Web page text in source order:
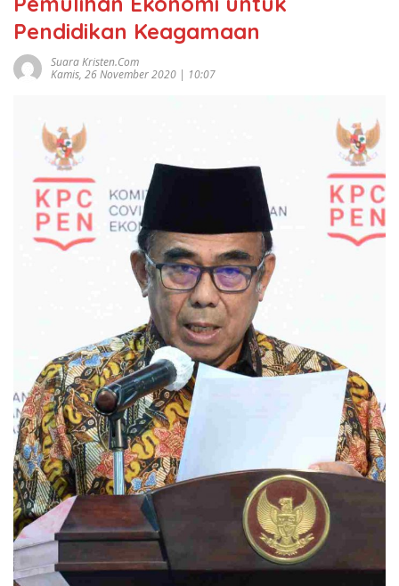
Pendidikan Keagamaan
Suara Kristen.com
Kamis, 26 November 2020 | 10:07